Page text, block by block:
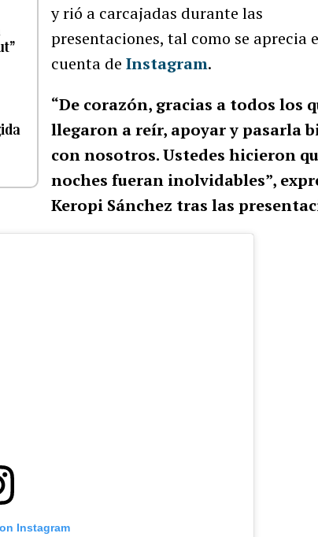
y rió a carcajadas durante las
presentaciones, tal como se aprecia
cuenta de Instagram.
“De corazón, gracias a todos los
llegaron a reír, apoyar y pasarla
con nosotros. Ustedes hicieron
noches fueran inolvidables”,
Keropi Sánchez tras las
Instagram